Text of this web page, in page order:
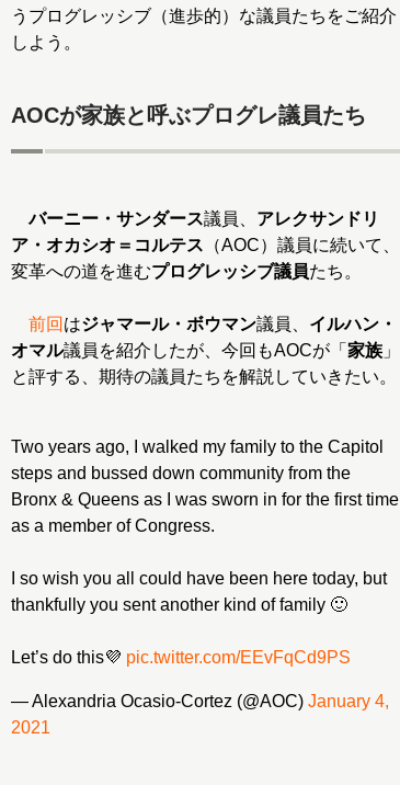
うプログレッシブ（進歩的）な議員たちをご紹介
しよう。
AOCが家族と呼ぶプログレ議員たち
バーニー・サンダース議員、 アレクサンドリ
ア・オカシオ＝コルテス （AOC）議員に続いて、
変革への道を進むプログレッシブ議員たち。
前回 はジャマール・ボウマン議員、 イルハン・
オマル議員を紹介したが、今回もAOCが「 家族 」
と評する、期待の議員たちを解説していきたい。
Two years ago, I walked my family to the Capitol
steps and bussed down community from the
Bronx & Queens as I was sworn in for the first time
as a member of Congress.
I so wish you all could have been here today, but
thankfully you sent another kind of family 🙂
Let’s do this💜 pic.twitter.com/EEvFqCd9PS
— Alexandria Ocasio-Cortez (@AOC) January 4,
2021